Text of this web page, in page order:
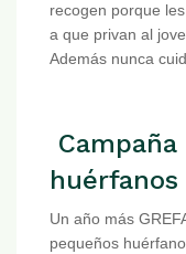
recogen porque
a que privan al
Además nunca
huérfanos
Un año más
pequeños